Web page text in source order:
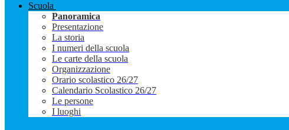
Scuola
Panoramica
Presentazione
La storia
I numeri della scuola
Le carte della scuola
Organizzazione
Orario scolastico 26/27
Calendario Scolastico 26/27
Le persone
I luoghi